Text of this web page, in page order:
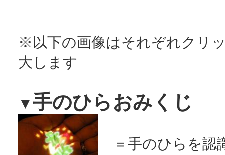
※以下の画像はそれぞれクリ
大します
▼手のひらおみくじ
＝手のひらを認